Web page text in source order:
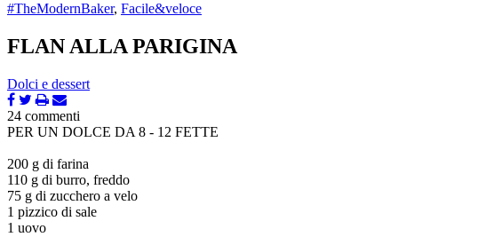
#TheModernBaker, Facile&veloce
FLAN ALLA PARIGINA
Dolci e dessert
24 commenti
PER UN DOLCE DA 8 - 12 FETTE
200 g di farina
110 g di burro, freddo
75 g di zucchero a velo
1 pizzico di sale
1 uovo